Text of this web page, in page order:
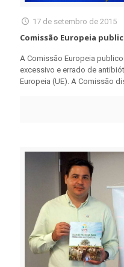
17 de setembro de 2015
Comissão Europeia
A Comissão Europeia
excessivo e errado de
Europeia (UE). A Comissão